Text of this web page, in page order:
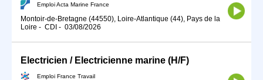
Emploi Acta Marine France
Montoir-de-Bretagne (44550), Loire-Atlantique (44), Pays de la
Loire - CDI - 03/08/2026
Electricien / Electricienne marine (H/F)
Emploi France Travail